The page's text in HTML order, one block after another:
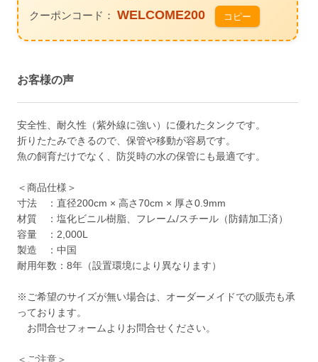
クーポンコード：WELCOME200 コピー
お客様の声
安全性、耐久性（紫外線に強い）に優れたタンクです。
折りたたみできるので、保管や移動が容易です。
魚の飼育だけでなく、防災時の水の保管にも最適です。
＜商品仕様＞
寸法 ：直径200cm × 高さ70cm × 厚さ0.9mm
材質 ：塩化ビニル樹脂、フレーム/スチール（防錆加工済）
容量 ：2,000L
製造 ：中国
耐用年数：8年（設置環境により異なります）
※ご希望のサイズが無い場合は、オーダーメイドでの販売も承
っております。
お問合せフォームよりお問合せください。
＜ご注意＞